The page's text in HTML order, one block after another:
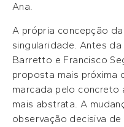
Ana.
A própria concepção
singularidade. Antes
Barretto e Francisco
proposta mais próxima
marcada pelo concreto
mais abstrata. A
observação decisiva de